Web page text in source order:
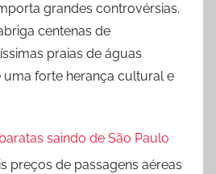
grandes controvérsias.
centenas de
praias de águas
uma forte herança cultural e
saindo de São Paulo
preços de passagens aéreas